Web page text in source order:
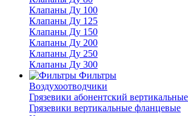
Клапаны Ду 100
Клапаны Ду 125
Клапаны Ду 150
Клапаны Ду 200
Клапаны Ду 250
Клапаны Ду 300
Фильтры
Воздухоотводчики
Грязевики абонентский
Грязевики вертикальные фланцевые